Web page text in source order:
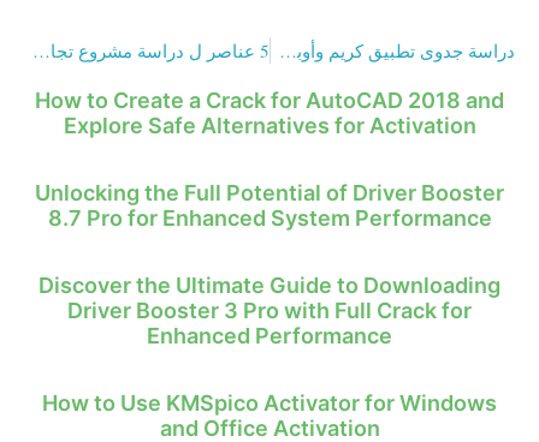
دراسة جدوى تطبيق كريم وأوبر من خلال 7عناصر فقط لعام 2023 5 عناصر ل دراسة مشروع تجاري ناجح
How to Create a Crack for AutoCAD 2018 and
Explore Safe Alternatives for Activation
Unlocking the Full Potential of Driver Booster
8.7 Pro for Enhanced System Performance
Discover the Ultimate Guide to Downloading
Driver Booster 3 Pro with Full Crack for
Enhanced Performance
How to Use KMSpico Activator for Windows
and Office Activation